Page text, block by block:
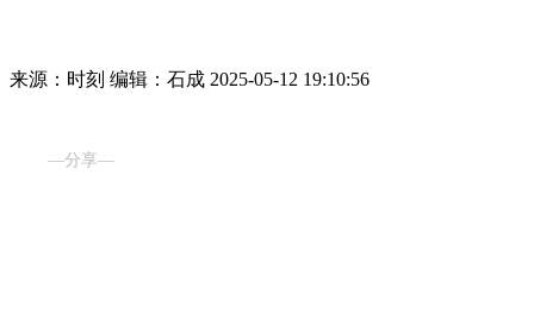
来源：时刻 编辑：石成 2025-05-12 19:10:56
—分享—